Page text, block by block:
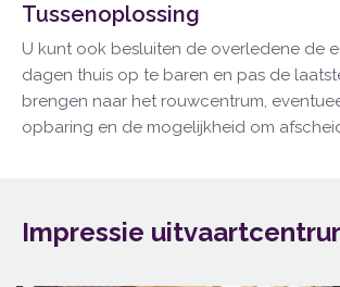
Tussenoplossing
U kunt ook besluiten de overledene de
dagen thuis op te baren en pas de
brengen naar het rouwcentrum,
opbaring en de mogelijkheid om
Impressie